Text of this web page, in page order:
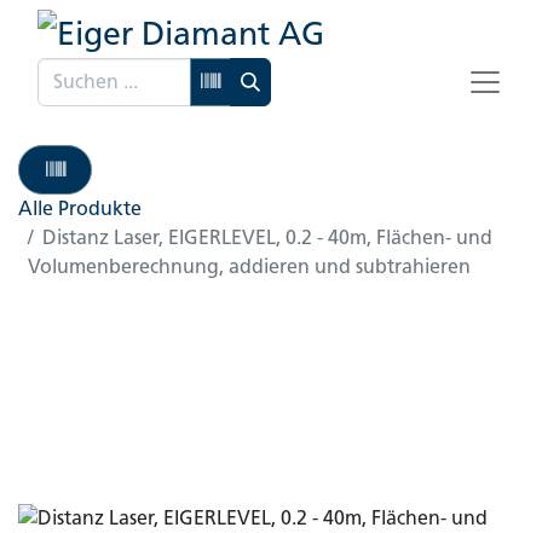
Alle Produkte
Distanz Laser, EIGERLEVEL, 0.2 - 40m, Flächen- und
Volumenberechnung, addieren und subtrahieren